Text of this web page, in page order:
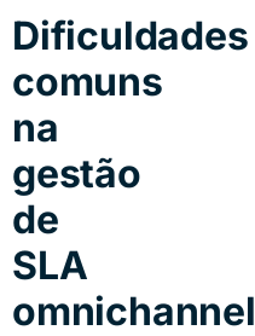
Dificuldades
comuns
na
gestão
de
SLA
omnichannel